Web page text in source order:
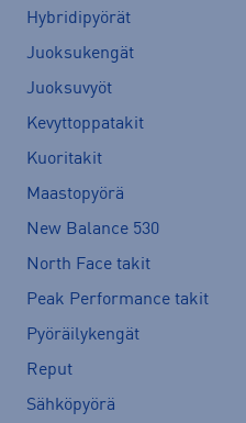
Hybridipyörät
Juoksukengät
Juoksuvyöt
Kevyttoppatakit
Kuoritakit
Maastopyörä
New Balance 530
North Face takit
Peak Performance takit
Pyöräilykengät
Reput
Sähköpyörä